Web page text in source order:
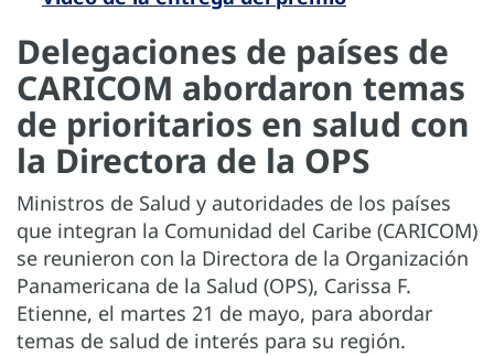
Delegaciones de países de
CARICOM abordaron temas
de prioritarios en salud con
la Directora de la OPS
Ministros de Salud y autoridades de los países
que integran la Comunidad del Caribe (CARICOM)
se reunieron con la Directora de la Organización
Panamericana de la Salud (OPS), Carissa F.
Etienne, el martes 21 de mayo, para abordar
temas de salud de interés para su región.